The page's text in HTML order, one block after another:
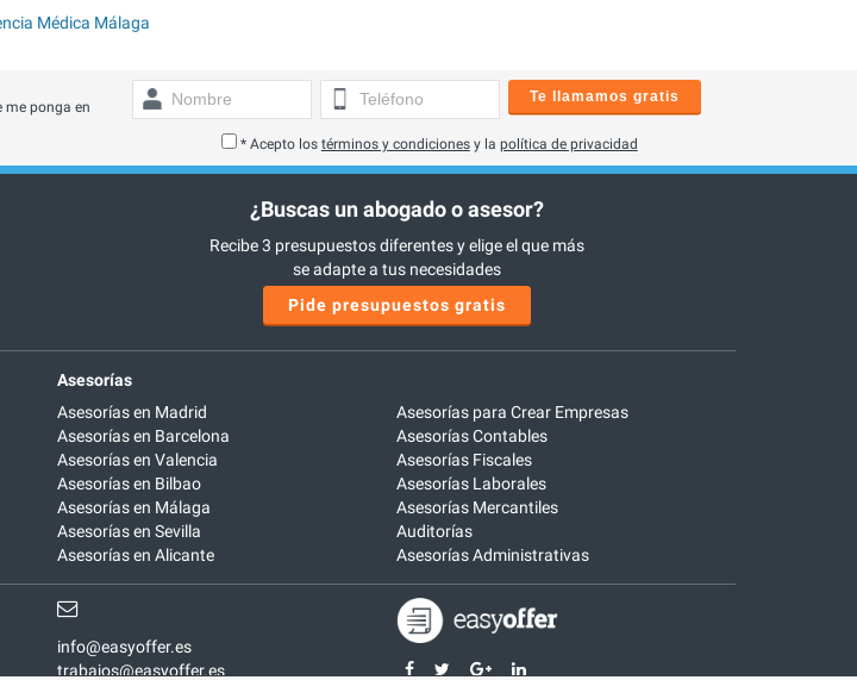
Médica Málaga
me ponga en
Te llamamos gratis
* Acepto los términos y condicionesy la política de privacidad
¿Buscas un abogado o asesor?
Recibe 3 presupuestos diferentes y elige el que más
se adapte a tus necesidades
Pide presupuestos gratis
Asesorías
Asesorías en Madrid
Asesorías en Barcelona
Asesorías en Valencia
Asesorías en Bilbao
Asesorías en Málaga
Asesorías en Sevilla
Asesorías en Alicante
Asesorías para Crear Empresas
Asesorías Contables
Asesorías Fiscales
Asesorías Laborales
Asesorías Mercantiles
Auditorías
Asesorías Administrativas
info@easyoffer.es
trabajos@easyoffer.es